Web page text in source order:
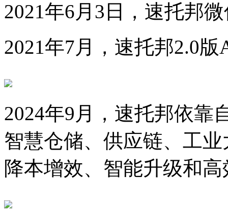
2021年6月3日，速托邦
2021年7月，速托邦2.0
2024年9月，速托邦依靠
智慧仓储、供应链、工
降本增效、智能升级和